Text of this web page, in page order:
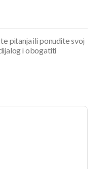
pitanja ili ponudite svoj
i obogatiti